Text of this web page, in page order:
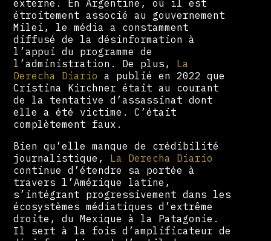
externe. En Argentine, où il est
étroitement associé au gouvernement
Milei, le média a constamment
diffusé de la désinformation à
l’appui du programme de
l’administration. De plus, La
Derecha Diario a publié en 2022 que
Cristina Kirchner était au courant
de la tentative d’assassinat dont
elle a été victime. C’était
complètement faux.
Bien qu’elle manque de crédibilité
journalistique, La Derecha Diario
continue d’étendre sa portée à
travers l’Amérique latine,
s’intégrant progressivement dans les
écosystèmes médiatiques d’extrême
droite, du Mexique à la Patagonie.
Il sert à la fois d’amplificateur de